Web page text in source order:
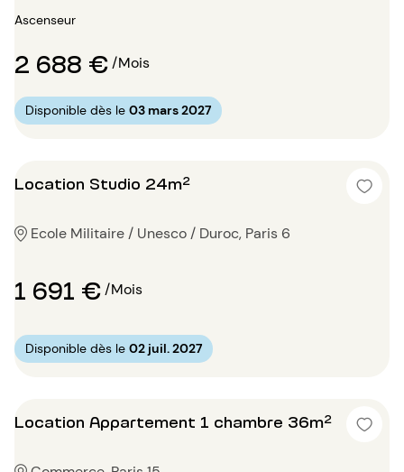
Ascenseur
2 688 €/Mois
Disponible dès le 03 mars 2027
Location Studio 24m²
Ecole Militaire / Unesco / Duroc, Paris 6
1 691 €/Mois
Disponible dès le 02 juil. 2027
Location Appartement 1 chambre 36m²